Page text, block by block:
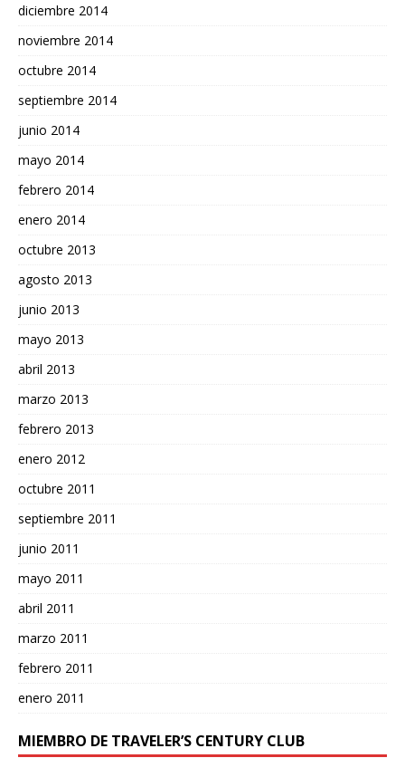
diciembre 2014
noviembre 2014
octubre 2014
septiembre 2014
junio 2014
mayo 2014
febrero 2014
enero 2014
octubre 2013
agosto 2013
junio 2013
mayo 2013
abril 2013
marzo 2013
febrero 2013
enero 2012
octubre 2011
septiembre 2011
junio 2011
mayo 2011
abril 2011
marzo 2011
febrero 2011
enero 2011
MIEMBRO DE TRAVELER’S CENTURY CLUB